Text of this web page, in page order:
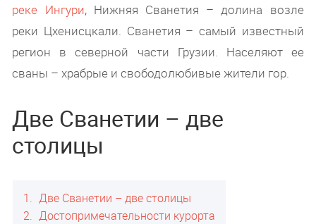
реке Ингури, Нижняя Сванетия – долина возле
реки Цхенисцкали. Сванетия – самый известный
регион в северной части Грузии. Населяют ее
сваны – храбрые и свободолюбивые жители гор.
Две Сванетии – две
столицы
1
Две Сванетии – две столицы
2 Достопримечательности курорта